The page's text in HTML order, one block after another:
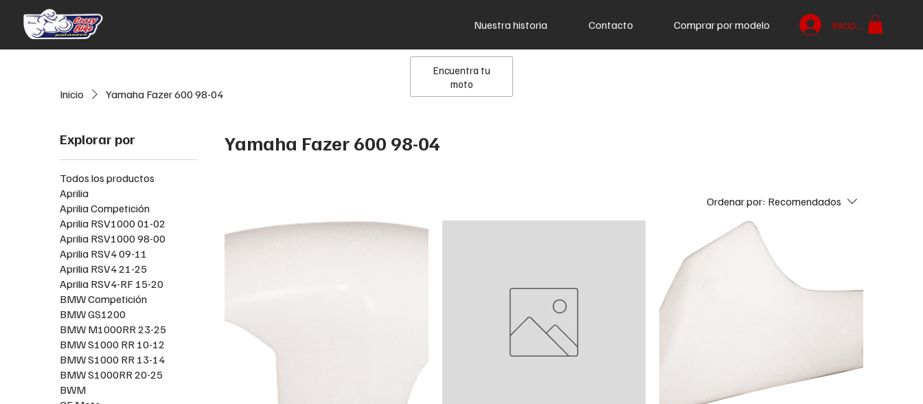
Nuestra historia Contacto Comprar por modelo Iniciar sesión
Inicio Yamaha Fazer 600 98-04
Explorar por
Todos los productos
Aprilia
Aprilia Competición
Aprilia RSV1000 01-02
Aprilia RSV1000 98-00
Aprilia RSV4 09-11
Aprilia RSV4 21-25
Aprilia RSV4-RF 15-20
BMW Competición
BMW GS1200
BMW M1000RR 23-25
BMW S1000 RR 10-12
BMW S1000 RR 13-14
BMW S1000RR 20-25
BWM
Yamaha Fazer 600 98-04
Ordenar por: Recomendados
Encuentra tu
moto